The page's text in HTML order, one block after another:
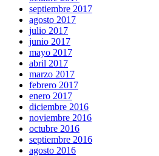
septiembre 2017
agosto 2017
julio 2017
junio 2017
mayo 2017
abril 2017
marzo 2017
febrero 2017
enero 2017
diciembre 2016
noviembre 2016
octubre 2016
septiembre 2016
agosto 2016